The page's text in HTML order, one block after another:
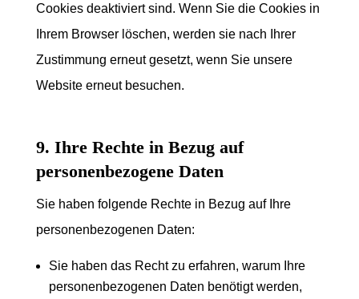
Cookies deaktiviert sind. Wenn Sie die Cookies in
Ihrem Browser löschen, werden sie nach Ihrer
Zustimmung erneut gesetzt, wenn Sie unsere
Website erneut besuchen.
9. Ihre Rechte in Bezug auf
personenbezogene Daten
Sie haben folgende Rechte in Bezug auf Ihre
personenbezogenen Daten:
Sie haben das Recht zu erfahren, warum Ihre
personenbezogenen Daten benötigt werden,